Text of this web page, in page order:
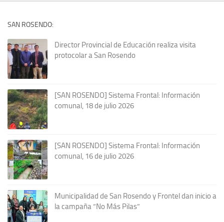
SAN ROSENDO:
Director Provincial de Educación realiza visita
protocolar a San Rosendo
[SAN ROSENDO] Sistema Frontal: Información
comunal, 18 de julio 2026
[SAN ROSENDO] Sistema Frontal: Información
comunal, 16 de julio 2026
Municipalidad de San Rosendo y Frontel dan inicio a
la campaña “No Más Pilas”